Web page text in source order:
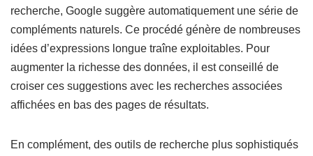
recherche, Google suggère automatiquement une série de
compléments naturels. Ce procédé génère de nombreuses
idées d’expressions longue traîne exploitables. Pour
augmenter la richesse des données, il est conseillé de
croiser ces suggestions avec les recherches associées
affichées en bas des pages de résultats.
En complément, des outils de recherche plus sophistiqués